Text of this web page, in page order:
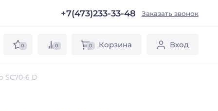
+7(473)233-33-48 Заказать звонок
0 0 0 Корзина Вход
SС70-6 D